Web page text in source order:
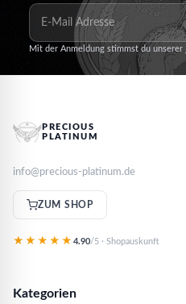
Mit der Anmeldung stimmst du unserer
PRECIOUS
PLATINUM
info@precious-platinum.de
ZUM SHOP
★★★★★ 4.90/5 · Shopauskunft
Kategorien